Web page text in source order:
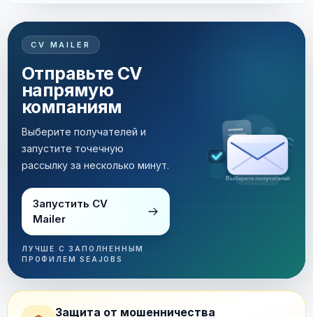
CV MAILER
Отправьте CV
напрямую
компаниям
Выберите получателей и
запустите точечную
рассылку за несколько минут.
Запустить CV
Mailer
ЛУЧШЕ С ЗАПОЛНЕННЫМ
ПРОФИЛЕМ SEAJOBS
Рассылка за несколько минут
Защита от мошенничества